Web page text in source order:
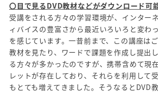
〇目で見るDVD教材などがダウンロード可
受講をされる方々の学習環境が、インター
ィバイスの豊富さから最近いろいろと変わ
を感じています。一昔前まで、この講座は
教材を見たり、ワードで課題を作成し提出
る方々が多かったのですが、携帯含めて現
レットが存在しており、それらを利用して
もとても増えてきました。そうなるとDVD